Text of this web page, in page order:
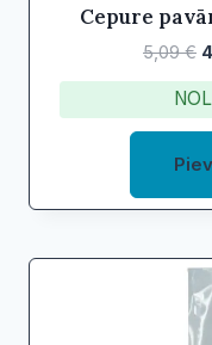
Cepure
5,09€